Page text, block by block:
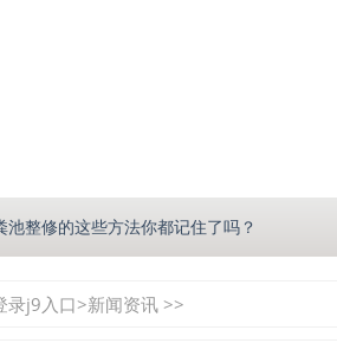
池整修的这些方法你都记住了吗？
录j9入口>新闻资讯 >>